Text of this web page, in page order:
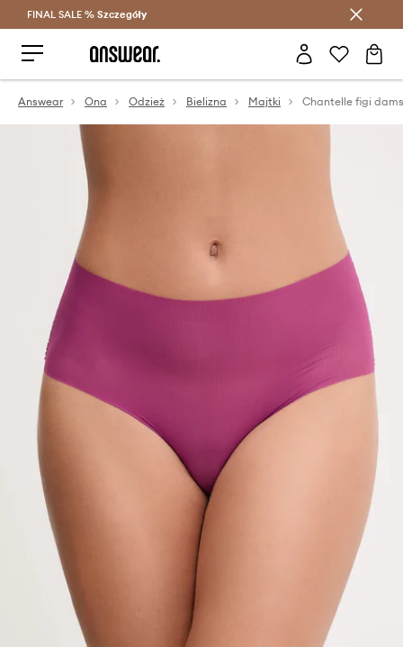
Oszczędzaj z Answear Club >
FINAL SALE % Szczegóły
Answear Ona Odzież Bielizna Majtki Chantelle figi